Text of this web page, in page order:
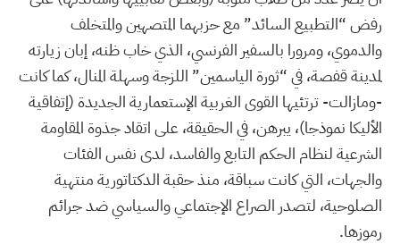
رفض “التطبيع السائد” مع حزبهما المتصهين والمتخلف
والدموي، ومرورا بالسفير الفرنسي، الذي خاب ظنه، إبان زيارته
لمدينة قفصة، في “ثورة الياسمين” اللزجة وسهلة المنال، كما كانت
-ومازالت- ترتئيها القوى الغربية الإستعمارية الجديدة (إتفاقية
الأليكا نموذجا)، يبرهن، في الحقيقة، على اتقاد جذوة المقاومة
الشرعية لنظام الحكم التابع والفاسد، لدى نفس الفئات
والجهات، التي كانت سباقة، منذ حقبة الدكتاتورية منتهية
الصلوحية، لتصدر الصراع الإجتماعي والسياسي ضد جرائم
رموزها.